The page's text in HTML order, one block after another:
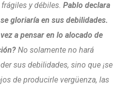
y débiles. Pablo declara
gloriaría en sus debilidades.
a pensar en lo alocado de
No solamente no hará
sus debilidades, sino que ¡se
de producirle vergüenza, las